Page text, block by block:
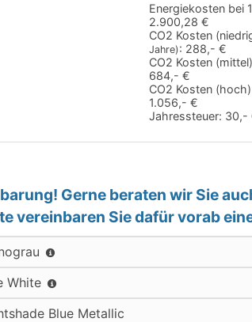
Energiekosten bei
2.900,28 €
CO2 Kosten
Jahre): 288,- €
CO2 Kosten (mittel)
684,- €
CO2 Kosten (hoch)
1.056,- €
Jahressteuer: 30,-
Gerne beraten wir Sie
vereinbaren Sie dafür vorab
White
Blue Metallic